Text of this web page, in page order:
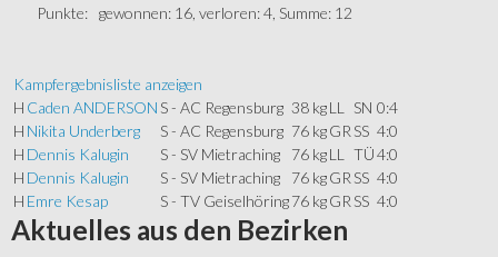
Punkte: gewonnen: 16, verloren: 4, Summe: 12
Kampfergebnisliste anzeigen
H Caden ANDERSON S - AC Regensburg 38 kgLL SN 0:4
H Nikita Underberg S - AC Regensburg 76 kgGR SS 4:0
H Dennis Kalugin S - SV Mietraching 76 kgLL TÜ4:0
H Dennis Kalugin S - SV Mietraching 76 kgGR SS 4:0
H Emre Kesap S - TV Geiselhöring76 kgGR SS 4:0
Aktuelles aus den Bezirken